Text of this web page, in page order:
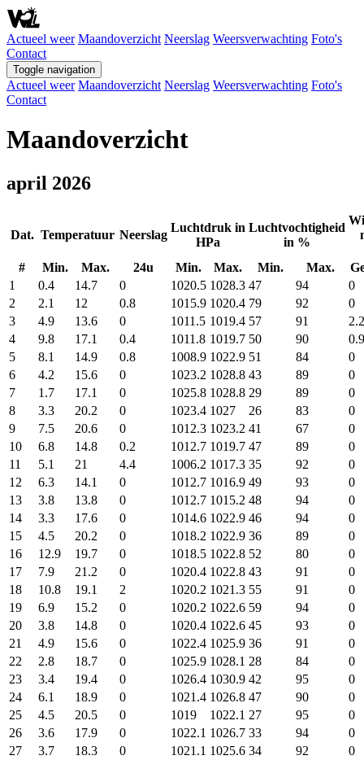
Actueel weer Maandoverzicht Neerslag Weersverwachting Foto's
Contact
Toggle navigation
Actueel weer Maandoverzicht Neerslag Weersverwachting Foto's
Contact
Maandoverzicht
april 2026
Dat. Temperatuur Neerslag
Luchtdruk in
HPa
Luchtvochtigheid
in %
# Min. Max. 24u Min. Max. Min. Max.
1
0.4 14.7 0 1020.5 1028.3 47 94
0
2
2.1 12 0.8 1015.9 1020.4 79 92
0
3
4.9 13.6 0 1011.5 1019.4 57 91
2.2
4
9.8 17.1 0.4 1011.8 1019.7 50 90
0.9
5
8.1 14.9 0.8 1008.9 1022.9 51 84
0
6
4.2 15.6 0 1023.2 1028.8 43 89
0
7
1.7 17.1 0 1025.8 1028.8 29 89
0
8
3.3 20.2 0 1023.4 1027 26 83
0
9
7.5 20.6 0 1012.3 1023.2 41 67
0
10
6.8 14.8 0.2 1012.7 1019.7 47 89
0
11
5.1 21 4.4 1006.2 1017.3 35 92
0
12
6.3 14.1 0 1012.7 1016.9 49 93
0
13
3.8 13.8 0 1012.7 1015.2 48 94
0
14
3.3 17.6 0 1014.6 1022.9 46 94
0
15
4.5 20.2 0 1018.2 1022.9 36 89
0
16
12.9 19.7 0 1018.5 1022.8 52 80
0
17
7.9 21.2 0 1020.4 1022.8 43 91
0
18
10.8 19.1 2 1020.2 1021.3 55 91
0
19
6.9 15.2 0 1020.2 1022.6 59 94
0
20
3.8 14.8 0 1020.4 1022.6 45 93
0
21
4.9 15.6 0 1022.4 1025.9 36 91
0
22
2.8 18.7 0 1025.9 1028.1 28 84
0
23
3.4 19.4 0 1026.4 1030.9 42 95
0
24
6.1 18.9 0 1021.4 1026.8 47 90
0
25
4.5 20.5 0 1019 1022.1 27 95
0
26
3.6 17.9 0 1022.1 1026.7 33 94
0
27
3.7 18.3 0 1021.1 1025.6 34 92
0